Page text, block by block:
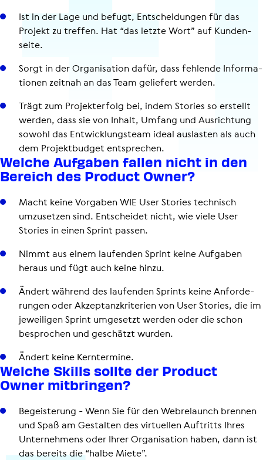
Ist in der Lage und befugt, Ent­schei­dun­gen für das
Projekt zu treffen. Hat “das letzte Wort” auf Kun­den­
seite.
Sorgt in der Orga­ni­sa­tion dafür, dass fehlende Infor­ma­
tio­nen zeitnah an das Team geliefert werden.
Trägt zum Pro­jekt­er­folg bei, indem Stories so erstellt
werden, dass sie von Inhalt, Umfang und Aus­rich­tung
sowohl das Ent­wick­lungs­team ideal auslasten als auch
dem Pro­jekt­bud­get ent­spre­chen.
Welche Aufgaben fallen nicht in den
Bereich des Product Owner?
Macht keine Vorgaben WIE User Stories technisch
umzu­set­zen sind. Ent­schei­det nicht, wie viele User
Stories in einen Sprint passen.
Nimmt aus einem laufenden Sprint keine Aufgaben
heraus und fügt auch keine hinzu.
Ändert während des laufenden Sprints keine Anfor­de­
run­gen oder Akzep­tanz­kri­te­rien von User Stories, die im
jewei­li­gen Sprint umgesetzt werden oder die schon
bespro­chen und geschätzt wurden.
Ändert keine Kern­ter­mine.
Welche Skills sollte der Product
Owner mitbringen?
Begeis­te­rung - Wenn Sie für den Webre­launch brennen
und Spaß am Gestalten des vir­tu­el­len Auftritts Ihres
Unter­neh­mens oder Ihrer Orga­ni­sa­tion haben, dann ist
das bereits die “halbe Miete”.